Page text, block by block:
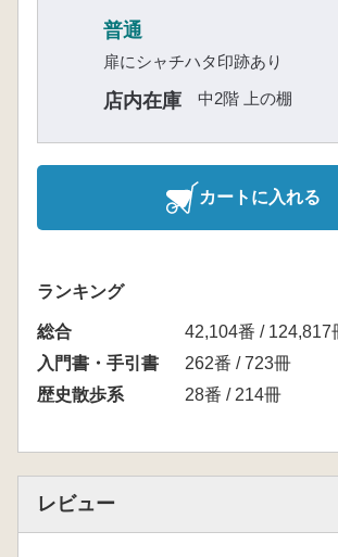
普通
扉にシャチハタ印跡あり
店内在庫 中2階 上の棚
カートに入れる
ランキング
総合
42,104番 / 124,817
入門書・手引書
262番 / 723冊
歴史散歩系
28番 / 214冊
レビュー